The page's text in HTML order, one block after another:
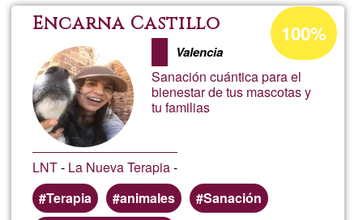
Encarna Castillo
Valencia
Sanación cuántica para el
bienestar de tus mascotas y
tu familias
LNT- La Nueva Terapia-
Terapia
animales
Sanación
Percentatge
d'acceptació
de
G1
100%